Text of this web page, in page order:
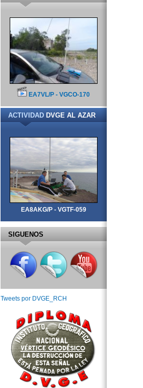
EA7VL/P - VGCO-170
ACTIVIDADDVGE AL AZAR
EA8AKG/P - VGTF-059
SIGUENOS
Tweets por DVGE_RCH